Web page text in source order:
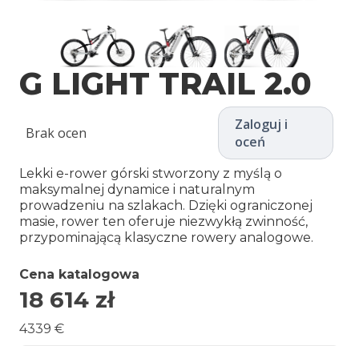
G LIGHT TRAIL 2.0
Brak ocen
Zaloguj i
oceń
Lekki e-rower górski stworzony z myślą o
maksymalnej dynamice i naturalnym
prowadzeniu na szlakach. Dzięki ograniczonej
masie, rower ten oferuje niezwykłą zwinność,
przypominającą klasyczne rowery analogowe.
Cena katalogowa
18 614 zł
4339 €